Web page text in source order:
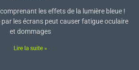
les effets de la lumière bleue !
par les écrans peut causer fatigue oculaire
et dommages
Lire la suite »